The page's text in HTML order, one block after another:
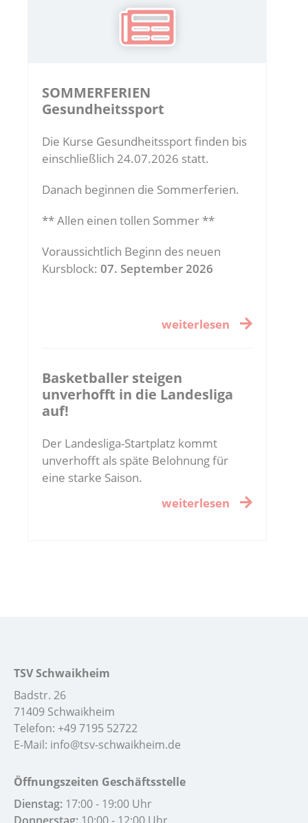
SOMMERFERIEN
Gesundheitssport
Die Kurse Gesundheitssport finden bis
einschließlich 24.07.2026 statt.
Danach beginnen die Sommerferien.
** Allen einen tollen Sommer **
Voraussichtlich Beginn des neuen
Kursblock: 07. September 2026
weiterlesen
Basketballer steigen
unverhofft in die Landesliga
auf!
Der Landesliga-Startplatz kommt
unverhofft als späte Belohnung für
eine starke Saison.
weiterlesen
TSV Schwaikheim
Badstr. 26
71409 Schwaikheim
Telefon: +49 7195 52722
E-Mail: info@tsv-schwaikheim.de
Öffnungszeiten Geschäftsstelle
Dienstag: 17:00 - 19:00 Uhr